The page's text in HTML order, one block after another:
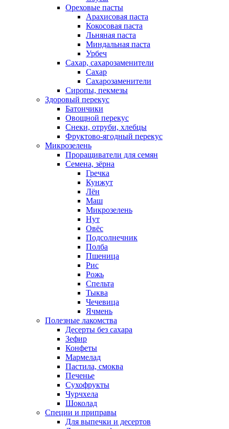
Ореховые пасты
Арахисовая паста
Кокосовая паста
Льняная паста
Миндальная паста
Урбеч
Сахар, сахарозаменители
Сахар
Сахарозаменители
Сиропы, пекмезы
Здоровый перекус
Батончики
Овощной перекус
Снеки, отруби, хлебцы
Фруктово-ягодный перекус
Микрозелень
Проращиватели для семян
Семена, зёрна
Гречка
Кунжут
Лён
Маш
Микрозелень
Нут
Овёс
Подсолнечник
Полба
Пшеница
Рис
Рожь
Спельта
Тыква
Чечевица
Ячмень
Полезные лакомства
Десерты без сахара
Зефир
Конфеты
Мармелад
Пастила, смоква
Печенье
Сухофрукты
Чурчхела
Шоколад
Специи и приправы
Для выпечки и десертов